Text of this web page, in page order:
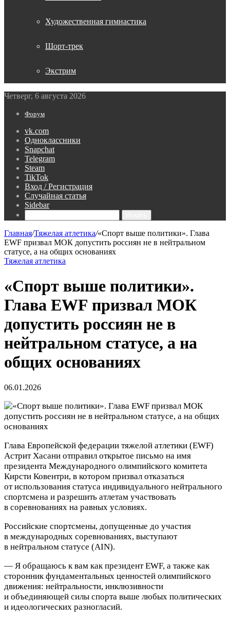
Художественная гимнастика
Шорт-трек
Экстрим
Четверг, 6 августа 2026
Форум
vk.com
Одноклассники
Snapchat
Telegram
Steam
TikTok
Вход / Регистрация
Случайная статья
Sidebar
Главная/Тяжелая атлетика/«Спорт выше политики». Глава
EWF призвал МОК допустить россиян не в нейтральном
статусе, а на общих основаниях
Тяжелая атлетика
«Спорт выше политики».
Глава EWF призвал МОК
допустить россиян не в
нейтральном статусе, а на
общих основаниях
06.01.2026
Глава Европейской федерации тяжелой атлетики (EWF)
Астрит Хасани отправил открытое письмо на имя
президента Международного олимпийского комитета
Кирсти Ковентри, в котором призвал отказаться
от использования статуса индивидуального нейтрального
спортсмена и разрешить атлетам участвовать
в соревнованиях на равных условиях.
Российские спортсмены, допущенные до участия
в международных соревнованиях, выступают
в нейтральном статусе (AIN).
— Я обращаюсь к вам как президент EWF, а также как
сторонник фундаментальных ценностей олимпийского
движения: нейтральности, инклюзивности
и объединяющей силы спорта выше любых политических
и идеологических разногласий.